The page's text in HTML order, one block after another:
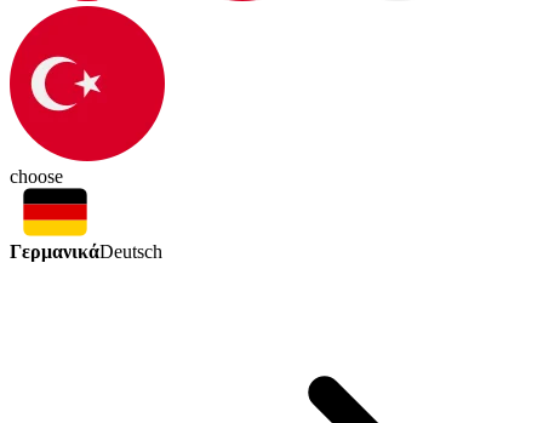
choose
ΓερμανικάDeutsch